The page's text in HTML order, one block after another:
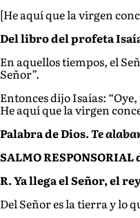
[He aquí que la virgen
Del libro del profeta
En aquellos tiempos, el
Señor”.
Entonces dijo Isaías:
He aquí que la virgen
Palabra de Dios.Te
SALMO RESPONSORIAL
R. Ya llega el Señor, el
Del Señor es la tierra y lo